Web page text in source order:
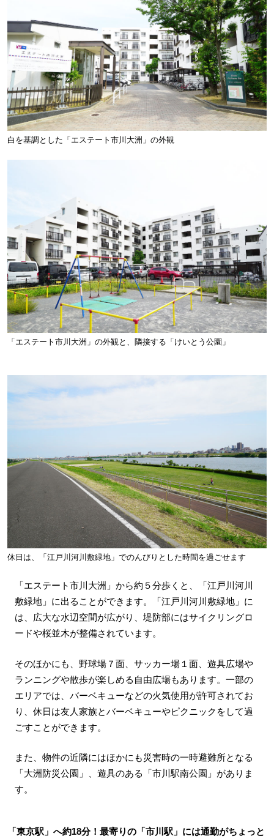
白を基調とした「エステート市川大洲」の外観
「エステート市川大洲」の外観と、隣接する「けいとう公園」
休日は、「江戸川河川敷緑地」でのんびりとした時間を過ごせます
「エステート市川大洲」から約５分歩くと、「江戸川河川
敷緑地」に出ることができます。「江戸川河川敷緑地」に
は、広大な水辺空間が広がり、堤防部にはサイクリングロ
ードや桜並木が整備されています。
そのほかにも、野球場７面、サッカー場１面、遊具広場や
ランニングや散歩が楽しめる自由広場もあります。一部の
エリアでは、バーベキューなどの火気使用が許可されてお
り、休日は友人家族とバーベキューやピクニックをして過
ごすことができます。
また、物件の近隣にはほかにも災害時の一時避難所となる
「大洲防災公園」、遊具のある「市川駅南公園」がありま
す。
「東京駅」へ約18分！最寄りの「市川駅」には通勤がちょっと